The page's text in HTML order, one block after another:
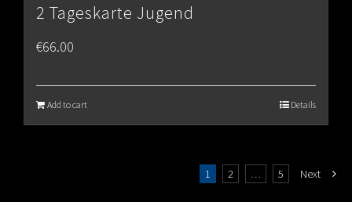
2 Tageskarte Jugend
€66.00
Add to cart Details
1 2 … 5 Next